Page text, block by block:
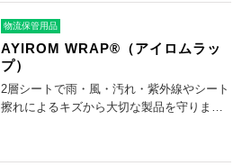
物流保管用品
AYIROM WRAP®（アイロムラッ
プ）
2層シートで雨・風・汚れ・紫外線やシート
擦れによるキズから大切な製品を守りま